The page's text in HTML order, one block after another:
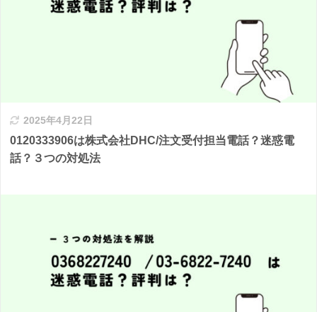
2025年4月22日
0120333906は株式会社DHC/注文受付担当電話？迷惑電
話？３つの対処法